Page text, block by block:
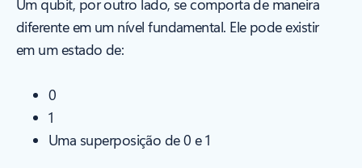
Um qubit, por outro lado, se comporta de maneira
diferente em um nível fundamental. Ele pode existir
em um estado de:
0
1
Uma superposição de 0 e 1